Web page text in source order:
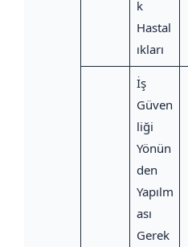
k
Hastal
ıkları
İş
Güven
liği
Yönün
den
Yapılm
ası
Gerek